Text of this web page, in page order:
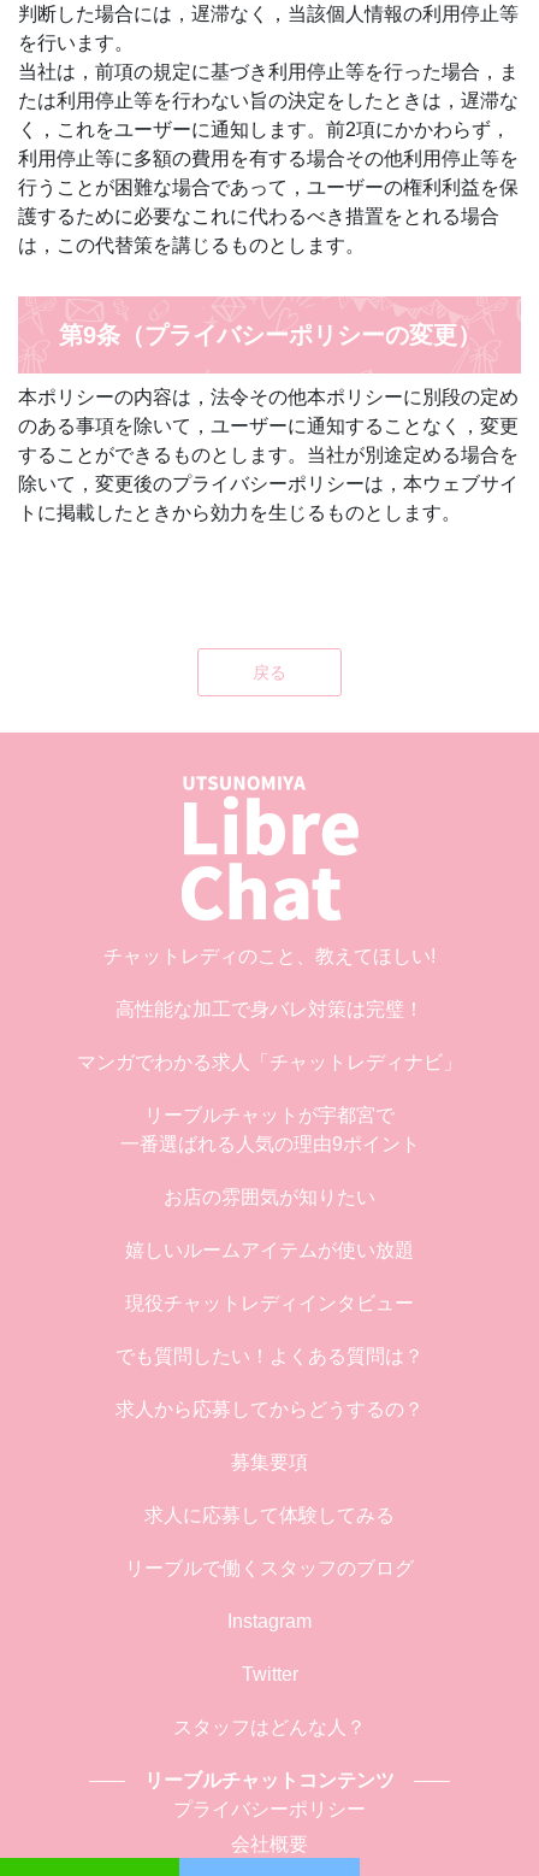
判断した場合には，遅滞なく，当該個人情報の利用停止等
を行います。
当社は，前項の規定に基づき利用停止等を行った場合，ま
たは利用停止等を行わない旨の決定をしたときは，遅滞な
く，これをユーザーに通知します。前2項にかかわらず，
利用停止等に多額の費用を有する場合その他利用停止等を
行うことが困難な場合であって，ユーザーの権利利益を保
護するために必要なこれに代わるべき措置をとれる場合
は，この代替策を講じるものとします。
第9条（プライバシーポリシーの変更）
本ポリシーの内容は，法令その他本ポリシーに別段の定め
のある事項を除いて，ユーザーに通知することなく，変更
することができるものとします。当社が別途定める場合を
除いて，変更後のプライバシーポリシーは，本ウェブサイ
トに掲載したときから効力を生じるものとします。
戻る
チャットレディのこと、教えてほしい!
高性能な加工で身バレ対策は完璧！
マンガでわかる求人「チャットレディナビ」
リーブルチャットが宇都宮で
一番選ばれる人気の理由9ポイント
お店の雰囲気が知りたい
嬉しいルームアイテムが使い放題
現役チャットレディインタビュー
でも質問したい！よくある質問は？
求人から応募してからどうするの？
募集要項
求人に応募して体験してみる
リーブルで働くスタッフのブログ
Instagram
Twitter
スタッフはどんな人？
リーブルチャットコンテンツ
プライバシーポリシー
会社概要